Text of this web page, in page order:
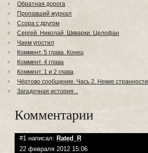
Обратная дорога
Пропавший журнал
Ссора с другом
Сергей. Николай. Шкварки. Целофан
Чаем угостил
Коммент. 5 глава. Конец
Коммент. 4 глава
Коммент. 1 и 2 глава
Чёртово сообщение. Чась 2. Некие странности
Загадочная история...
Комментарии
#1 написал: Rated_R
22 февраля 2012 15:06